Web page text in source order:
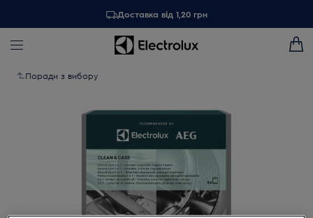
Доставка від 1,20 грн
Поради з вибору